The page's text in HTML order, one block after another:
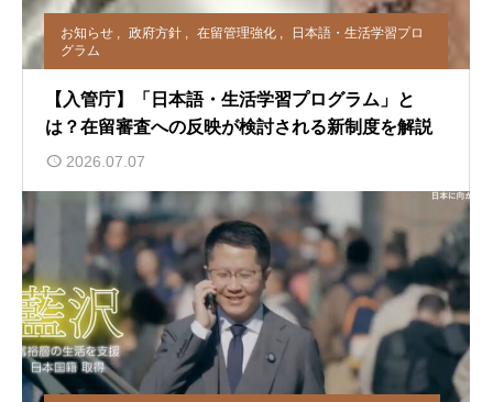
お知らせ 政府方針 在留管理強化
日本語・生活学習プロ
グラム
【入管庁】「日本語・生活学習プログラム」と
は？在留審査への反映が検討される新制度を解説
2026.07.07